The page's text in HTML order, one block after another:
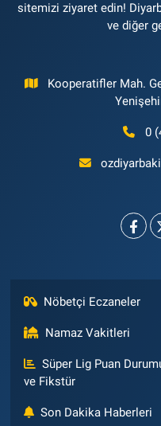
sitemizi ziyaret edin!
ve diğer
Kooperatifler Mah.
0
Nöbetçi Eczaneler
Namaz Vakitleri
Süper Lig Puan
ve Fikstür
Son Dakika Haberleri